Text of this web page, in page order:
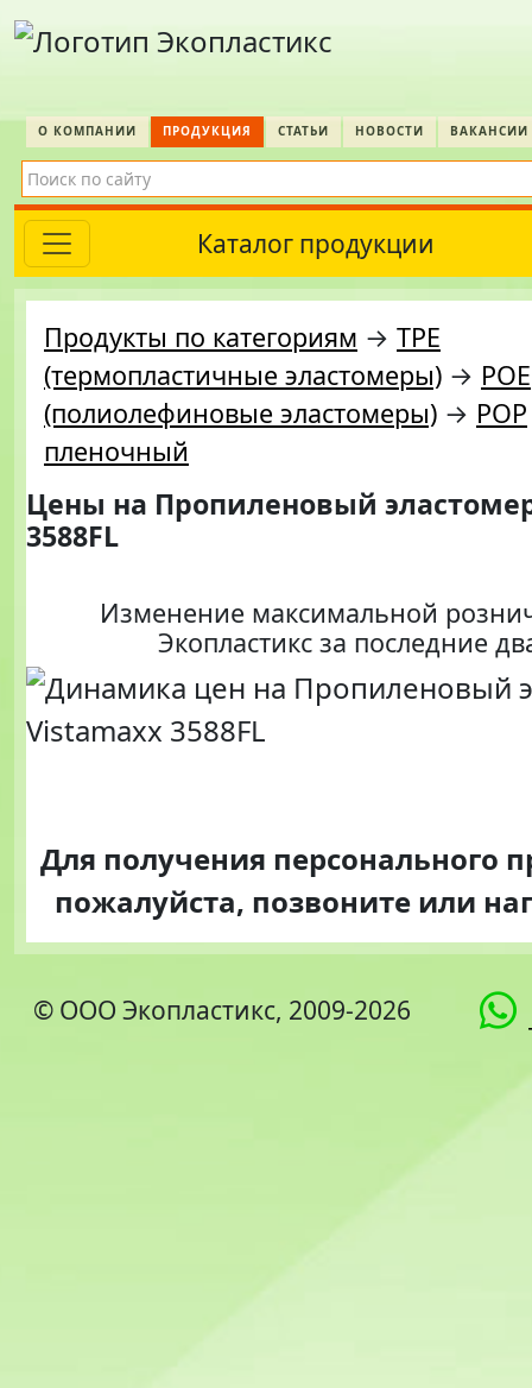
О КОМПАНИИ ПРОДУКЦИЯ СТАТЬИ НОВОСТИ ВАКАНСИИ
Каталог продукции
Продукты по категориям → TPE
(термопластичные эластомеры) → POE
(полиолефиновые эластомеры) → POP
пленочный
Цены на Пропиленовый
3588FL
Изменение максимальной
Экопластикс за последние
Для получения персонального
пожалуйста, позвоните или
© ООО Экопластикс, 2009-2026